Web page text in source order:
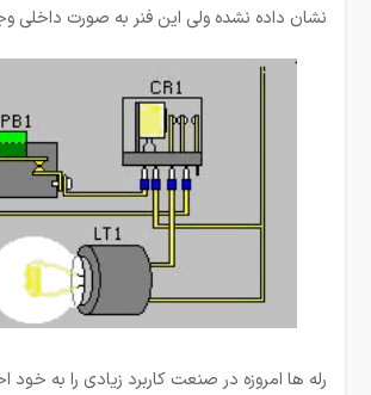
نشان داده نشده ولی این فنر به صورت داخلی
رله ها امروزه در صنعت کاربرد زیادی را به